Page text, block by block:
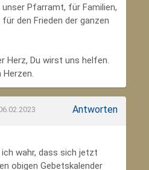
Pfarramt, für Familien,
den Frieden der ganzen
Herz, Du wirst uns helfen.
Herzen.
Antworten
wahr, dass sich jetzt
obigen Gebetskalender